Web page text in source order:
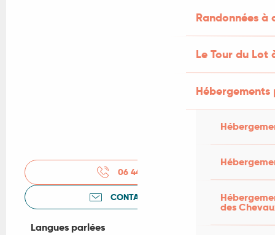
Randonnées
Le Tour du Lot
des
06 44 15 17
CONTACTEZ-NOUS
Langues parlées
Langues parlées